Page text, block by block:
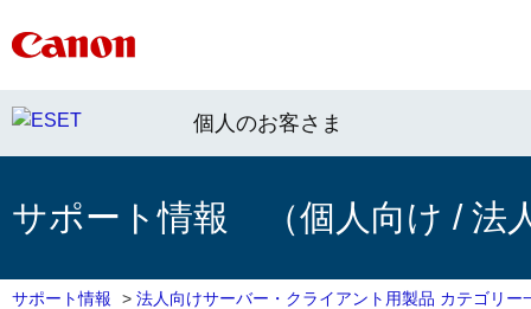
個人のお客さま
サポート情報 （個人向け / 法
サポート情報 > 法人向けサーバー・クライアント用製品 カテゴリー